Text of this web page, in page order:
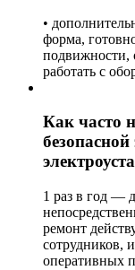
•
форма,
подвижности,
работать с
Как часто
1 раз в год —
ремонт
сотрудников,
оперативных